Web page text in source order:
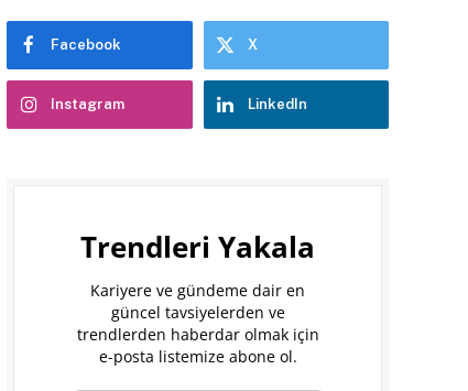
Facebook X
Instagram LinkedIn
Trendleri Yakala
Kariyere ve gündeme dair en
güncel tavsiyelerden ve
trendlerden haberdar olmak için
e-posta listemize abone ol.